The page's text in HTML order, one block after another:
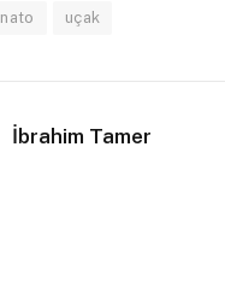
nato uçak
İbrahim Tamer